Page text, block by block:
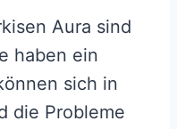
Aura sind
haben ein
sich in
die Probleme